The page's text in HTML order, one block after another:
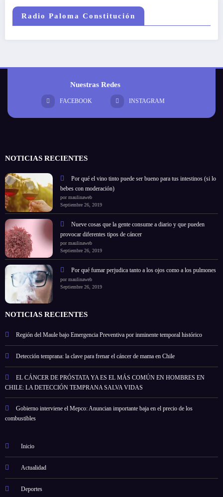
Radio Paloma Constitución
Nuestras Redes
FACEBOOK INSTAGRAM
NOTICIAS RECIENTES
Por qué el vino tinto puede ser bueno para tus intestinos (si lo
bebes con moderación)
por maulinaweb
Septiembre 26, 2019
Nueve cosas que la gente consume a diario y que pueden
provocar diferentes tipos de cáncer
por maulinaweb
Septiembre 26, 2019
Por qué fumar perjudica tanto a los ojos como a los pulmones
por maulinaweb
Septiembre 26, 2019
NOTICIAS RECIENTES
Región del Maule bajo Emergencia Preventiva por inminente temporal histórico
Detección temprana: la clave para frenar el cáncer de mama en Chile
EL CÁNCER DE PRÓSTATA YA ES EL MÁS COMÚN EN HOMBRES EN
CHILE: LA DETECCIÓN TEMPRANA SALVA VIDAS
Gobierno interviene el Mepco: Anuncian importante baja en el precio de los
combustibles
Inicio
Actualidad
Deportes